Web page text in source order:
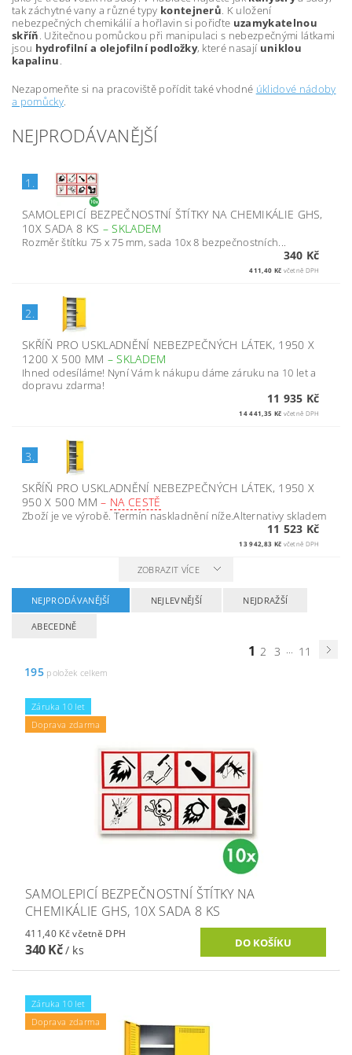
tak záchytné vany a různé typy kontejnerů. K uložení
nebezpečných chemikálií a hořlavin si pořiďte uzamykatelnou
skříň. Užitečnou pomůckou při manipulaci s nebezpečnými látkami
jsou hydrofilní a olejofilní podložky, které nasají uniklou
kapalinu.
Nezapomeňte si na pracoviště pořídit také vhodné úklidové nádoby
a pomůcky.
NEJPRODÁVANĚJŠÍ
1.
SAMOLEPICÍ BEZPEČNOSTNÍ ŠTÍTKY NA CHEMIKÁLIE GHS,
10X SADA 8 KS –SKLADEM
Rozměr štítku 75 x 75 mm, sada 10x 8 bezpečnostních...
340 Kč
411,40 Kč včetně DPH
2.
SKŘÍŇ PRO USKLADNĚNÍ NEBEZPEČNÝCH LÁTEK, 1950 X
1200 X 500 MM –SKLADEM
Ihned odesíláme! Nyní Vám k nákupu dáme záruku na 10 let a
dopravu zdarma!
11 935 Kč
14 441,35 Kč včetně DPH
3.
SKŘÍŇ PRO USKLADNĚNÍ NEBEZPEČNÝCH LÁTEK, 1950 X
950 X 500 MM– NA CESTĚ
Zboží je ve výrobě. Termín naskladnění níže.Alternativy skladem
11 523 Kč
13 942,83 Kč včetně DPH
ZOBRAZIT VÍCE
NEJPRODÁVANĚJŠÍ NEJLEVNĚJŠÍ NEJDRAŽŠÍ
ABECEDNĚ
1 2 3 ... 11
195položek celkem
Záruka 10 let
Doprava zdarma
SAMOLEPICÍ BEZPEČNOSTNÍ ŠTÍTKY NA
CHEMIKÁLIE GHS, 10X SADA 8 KS
411,40 Kč včetně DPH
340 Kč/ ks
Záruka 10 let
Doprava zdarma